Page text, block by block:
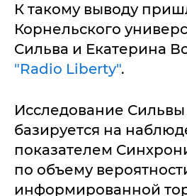
К такому выводу
Корнельского
Сильва и Екатерина
"Radio Liberty".
Исследование
базируется на
показателем
по объему
информированной